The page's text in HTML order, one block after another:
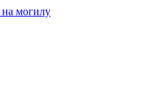
на могилу